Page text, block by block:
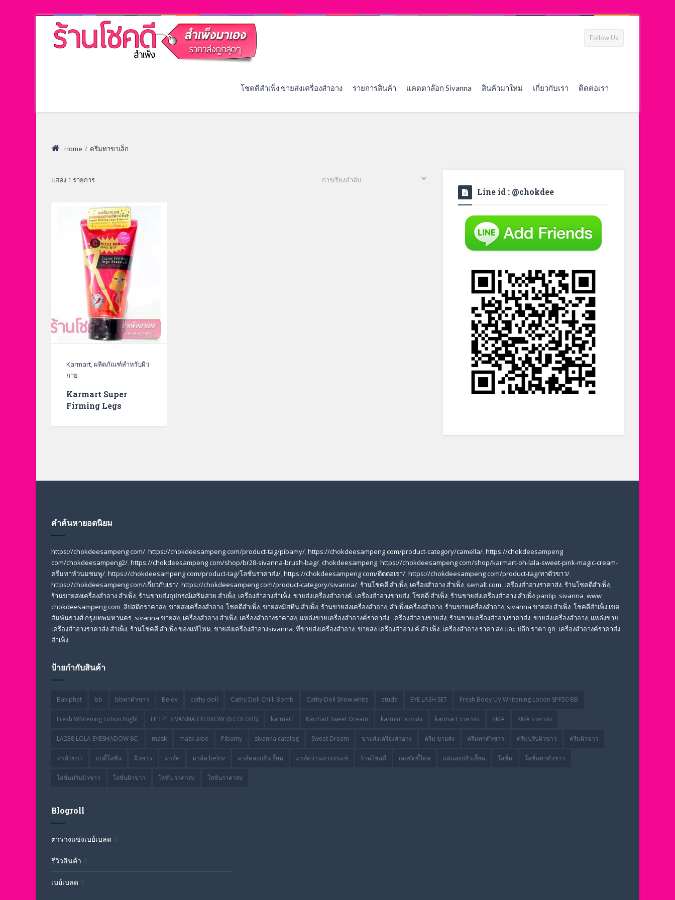
Follow Us
โชคดีสำเพ็ง ขายส่งเครื่องสำอาง รายการสินค้า แคตตาล๊อก Sivanna สินค้ามาใหม่ เกี่ยวกับเรา ติดต่อเรา
Home / ครีมทาขาเล็ก
แสดง 1 รายการ
Karmart,ผลิตภัณฑ์สำหรับผิว
กาย
Karmart Super
Firming Legs
Line id : @chokdee
คำค้นหายอดนิยม
https://chokdeesampeng com/, https://chokdeesampeng com/product-tag/pibamy/, https://chokdeesampeng com/product-category/camella/, https://chokdeesampeng
com/chokdeesampeng2/, https://chokdeesampeng com/shop/br28-sivanna-brush-bag/, chokdeesampeng, https://chokdeesampeng com/shop/karmart-oh-lala-sweet-pink-magic-cream-
ครีมทาหัวนมชมพู/, https://chokdeesampeng com/product-tag/โลชั่นราคาส่ง/, https://chokdeesampeng com/ติดต่อเรา/, https://chokdeesampeng com/product-tag/ทาตัวขาว/,
https://chokdeesampeng com/เกี่ยวกับเรา/, https://chokdeesampeng com/product-category/sivanna/, ร้านโชคดี สําเพ็ง, เครื่องสำอาง สำเพ็ง, semalt com, เครื่องสำอางราคาส่ง, ร้านโชคดีสำเพ็ง,
ร้านขายส่งเครื่องสําอาง สําเพ็ง, ร้านขายส่งอุปกรณ์เสริมสวย สําเพ็ง, เครื่องสำอางสำเพ็ง, ขายส่งเครื่องสำอางค์, เครื่องสำอางขายส่ง, โชคดี สําเพ็ง, ร้านขายส่งเครื่องสําอาง สําเพ็ง pantip, sivanna, www
chokdeesampeng com, ลิปสติกราคาส่ง, ขายส่งเครื่องสำอาง, โชคดีสำเพ็ง, ขายส่งมิสทีน สําเพ็ง, ร้านขายส่งเครื่องสำอาง, สําเพ็งเครื่องสําอาง, ร้านขายเครื่องสำอาง, sivanna ขายส่ง สําเพ็ง, โชคดีสำเพ็ง เขต
สัมพันธวงศ์ กรุงเทพมหานคร, sivanna ขายส่ง, เครื่องสําอาง สําเพ็ง, เครื่องสําอางราคาส่ง, แหล่งขายเครื่องสําอางค์ราคาส่ง, เครื่องสําอางขายส่ง, ร้านขายเครื่องสําอางราคาส่ง, ขายส่งเครื่องสําอาง, แหล่งขาย
เครื่องสําอางราคาส่ง สําเพ็ง, ร้านโชคดี สําเพ็ง ของแท้ไหม, ขายส่งเครื่องสําอางsivanna, ที่ขายส่งเครื่องสําอาง, ขายส่ง เครื่องสำอาง ค์ สำ เพ็ง, เครื่องสำอาง ราคา ส่ง และ ปลีก ราคา ถูก, เครื่องสำอางค์ราคาส่ง,
สำเพ็ง
ป้ายกำกับสินค้า
Baviphat bb bbทาตัวขาว Belov cathy doll Cathy Doll Chilli Bomb Cathy Doll Snow white etude EYE LASH SET Fresh Body UV Whitening Lotion SPF50 BB
Fresh Whitening Lotion Night HF171 SIVANNA EYEBROW (6 COLORS) karmart Karmart Sweet Dream karmart ขายส่ง karmart ราคาส่ง KMA KMA ราคาส่ง
LA238 LOLA EYESHADOW 8C. mask mask aloe Pibamy sivanna catalog Sweet Dream ขายส่งเครื่องสำอาง ครีม ขายส่ง ครีมทาตัวขาว ครีมปรับผิวขาว ครีมผิวขาว
ทาตัวขาว บอดี้โลชั่น ผิวขาว มาส์ค มาส์ค belov มาส์คลอกสิวเสี้ยน มาส์คว่านหางจระเข้ ร้านโชคดี เจลขัดขี้ไคล แผ่นลอกสิวเสี้ยน โลชั่น โลชั่นทาตัวขาว
โลชั่นปรับผิวขาว โลชั่นผิวขาว โลชั่น ราคาส่ง โลชั่นราคาส่ง
Blogroll
ตารางแข่งเบย์เบลด 0
รีวิวสินค้า 0
เบย์เบลด 0